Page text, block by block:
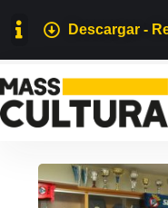
Descargar -